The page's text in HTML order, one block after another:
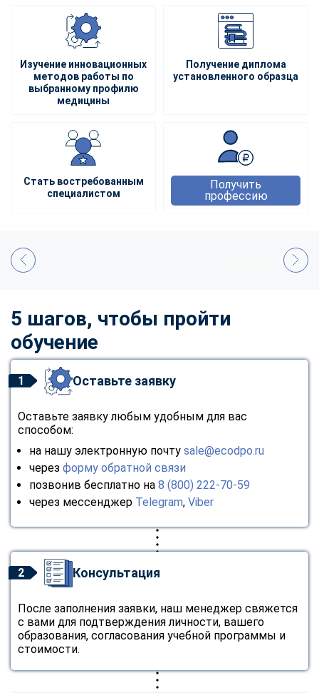
Изучение инновационных
методов работы по
выбранному профилю
медицины
Получение диплома
установленного образца
Стать востребованным
специалистом
Получить
профессию
5 шагов, чтобы пройти
обучение
1 Оставьте заявку
Оставьте заявку любым удобным для вас
способом:
на нашу электронную почту sale@ecodpo.ru
через форму обратной связи
позвонив бесплатно на 8 (800) 222-70-59
через мессенджер Telegram, Viber
2 Консультация
После заполнения заявки, наш менеджер свяжется
с вами для подтверждения личности, вашего
образования, согласования учебной программы и
стоимости.